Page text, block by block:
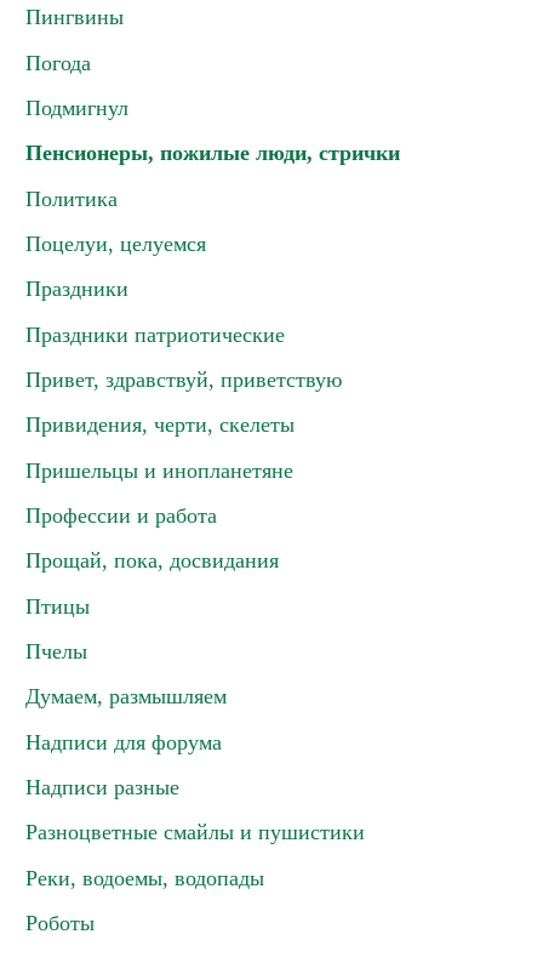
Пингвины
Погода
Подмигнул
Пенсионеры, пожилые люди, стрички
Политика
Поцелуи, целуемся
Праздники
Праздники патриотические
Привет, здравствуй, приветствую
Привидения, черти, скелеты
Пришельцы и инопланетяне
Профессии и работа
Прощай, пока, досвидания
Птицы
Пчелы
Думаем, размышляем
Надписи для форума
Надписи разные
Разноцветные смайлы и пушистики
Реки, водоемы, водопады
Роботы